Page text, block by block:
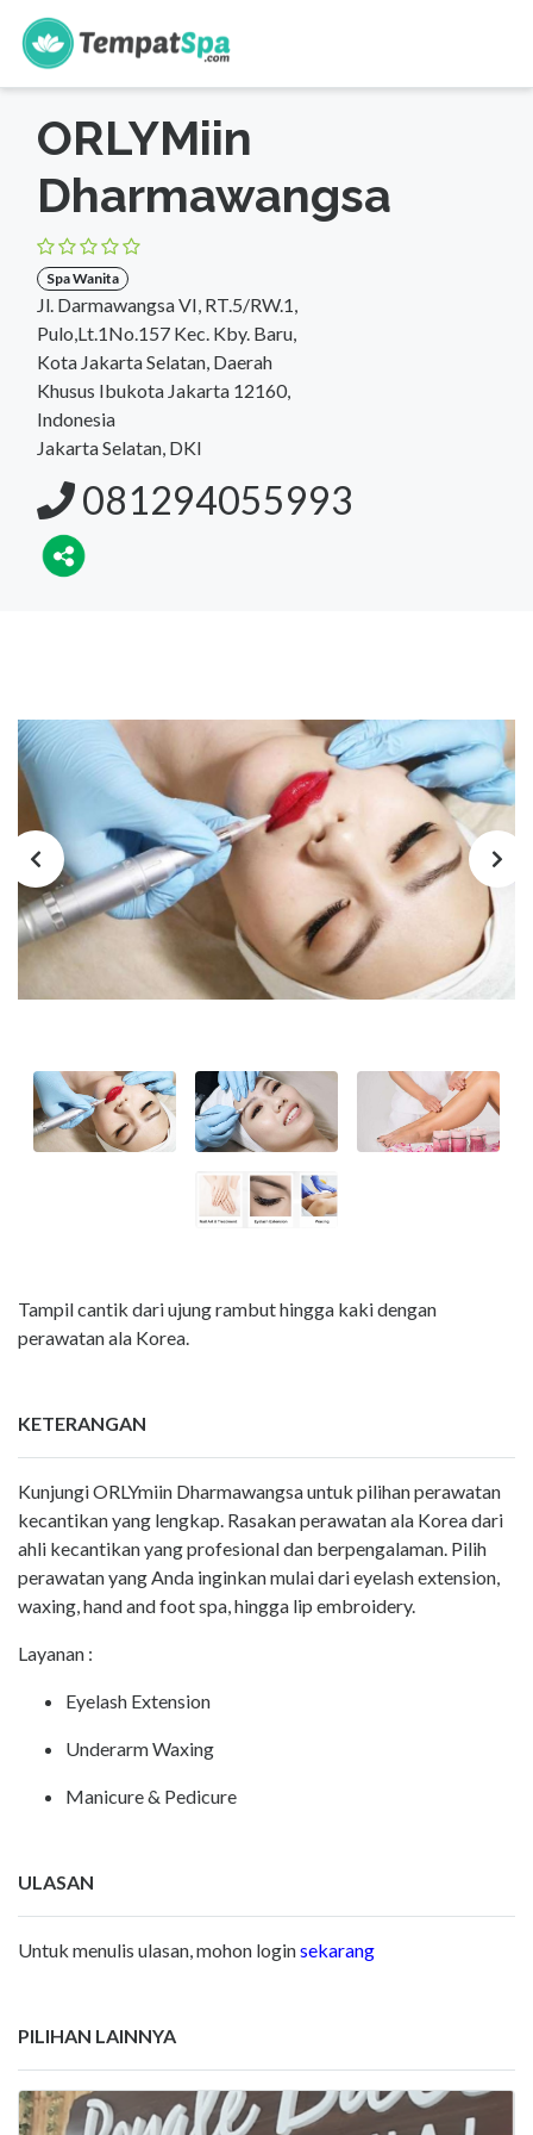
s
ORLYMiin
Dharmawangsa
Spa Wanita
Jl. Darmawangsa VI, RT.5/RW.1,
Pulo,Lt.1No.157 Kec. Kby. Baru,
Kota Jakarta Selatan, Daerah
Khusus Ibukota Jakarta 12160,
Indonesia
Jakarta Selatan, DKI
081294055993
Tampil cantik dari ujung rambut hingga kaki dengan
perawatan ala Korea.
KETERANGAN
Kunjungi ORLYmiin Dharmawangsa untuk pilihan perawatan
kecantikan yang lengkap. Rasakan perawatan ala Korea dari
ahli kecantikan yang profesional dan berpengalaman. Pilih
perawatan yang Anda inginkan mulai dari eyelash extension,
waxing, hand and foot spa, hingga lip embroidery.
Layanan :
Eyelash Extension
Underarm Waxing
Manicure & Pedicure
ULASAN
Untuk menulis ulasan, mohon loginsekarang
PILIHAN LAINNYA